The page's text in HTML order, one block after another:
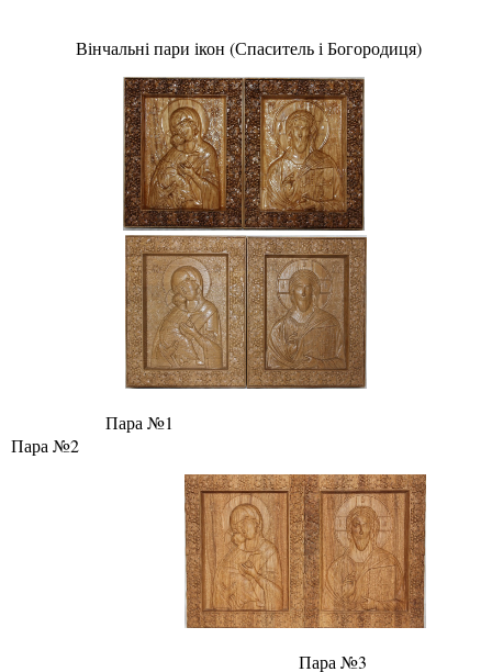
Вінчальні пари ікон (Спаситель і Богородиця)
Пара №1
Пара №2
Пара №3